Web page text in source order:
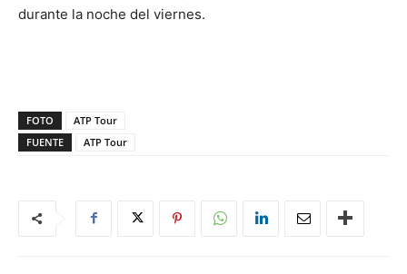
durante la noche del viernes.
FOTO
ATP Tour
FUENTE
ATP Tour